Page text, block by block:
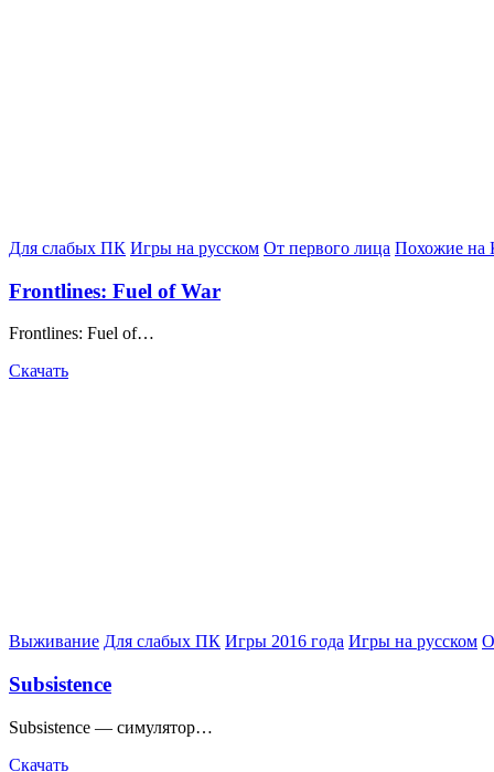
Posted
Для слабых ПК Игры на русском От первого лица Похожие на
Frontlines: Fuel of War
Frontlines: Fuel of…
Скачать
Posted
Выживание Для слабых ПК Игры 2016 года Игры на русском
Subsistence
Subsistence — симулятор…
Скачать